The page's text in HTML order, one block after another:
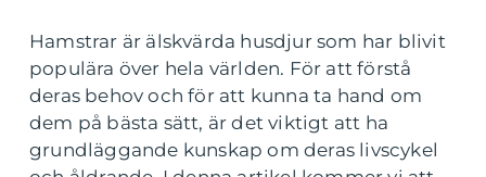
Hamstrar är älskvärda husdjur som har blivit
populära över hela världen. För att förstå
deras behov och för att kunna ta hand om
dem på bästa sätt, är det viktigt att ha
grundläggande kunskap om deras livscykel